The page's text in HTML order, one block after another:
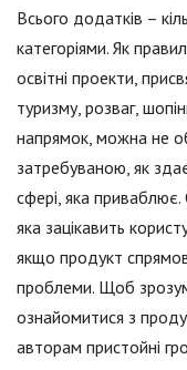
Всього додатків –
категоріями. Як
освітні проекти,
туризму, розваг,
напрямок, можна не
затребуваною, як
сфері, яка
яка зацікавить
якщо продукт
проблеми. Щоб
ознайомитися з
авторам пристойні